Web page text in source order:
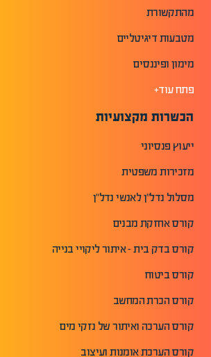
מהתקשורת
מטבעות דיגיטליים
מימון ופיננסים
פתח עוד+
הכשרות מקצועיות
ייעוץ פנסיוני
מזכירות משפטית
מסלול נדל"ן לאנשי נדל"ן
קורס אחזקת מבנים
קורס בדק בית - איתור ליקויי בנייה
קורס ביטוח
קורס הכרת המחשב
קורס הערכה ואיתור של נזקי מים
קורס הערכת אומנות ועיצוב